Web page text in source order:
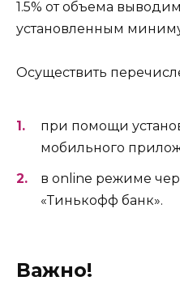
1.5% от объема
установленным
Осуществить
при помощи
мобильного
в online режиме
«Тинькофф банк».
Важно!